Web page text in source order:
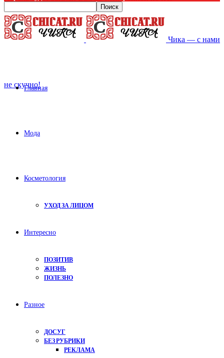
Чика — с нами
не скучно!
Главная
Мода
Косметология
УХОД ЗА ЛИЦОМ
Интересно
ПОЗИТИВ
ЖИЗНЬ
ПОЛЕЗНО
Разное
ДОСУГ
БЕЗ РУБРИКИ
РЕКЛАМА